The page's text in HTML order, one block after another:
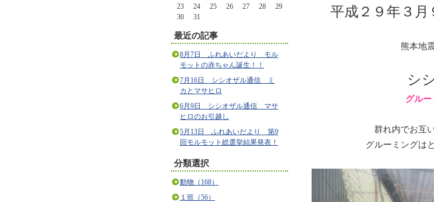
23
24 25 26 27 28
29
30
31
最近の記事
8月7日 ふれあいだより モル
モットの赤ちゃん誕生！！
7月16日 シシオザル通信 ミ
カとマサヒロ
6月9日 シシオザル通信 マサ
ヒロのお引越し
5月13日 ふれあいだより 第9
回モルモット総選挙結果発表！
分類選択
動物（168）
１班（56）
平成２９年３
熊本地
シ
グルー
群れ内でお互
グルーミングは